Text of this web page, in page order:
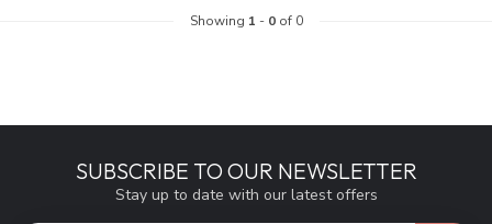
Showing 1 - 0of 0
SUBSCRIBE TO OUR NEWSLETTER
Stay up to date with our latest offers